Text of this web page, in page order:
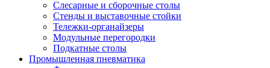
Слесарные и сборочные столы
Стенды и выставочные стойки
Тележки-органайзеры
Модульные перегородки
Подкатные столы
Промышленная пневматика